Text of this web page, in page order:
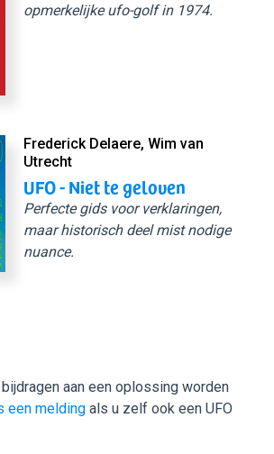
opmerkelijke ufo-golf in 1974.
Frederick Delaere, Wim van
Utrecht
UFO - Niet te geloven
Perfecte gids voor verklaringen,
maar historisch deel mist nodige
nuance.
aan een oplossing worden
een melding als u zelf ook een UFO